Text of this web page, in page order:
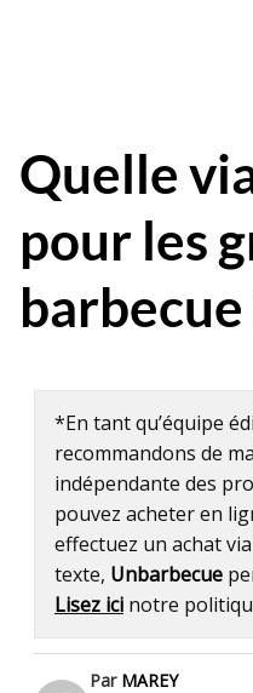
Quelle
pour les
barbecue
*En tant qu’équipe
recommandons de
indépendante des
pouvez acheter en
effectuez un achat
texte, Unbarbecue
Lisez ici notre
Par MAREY